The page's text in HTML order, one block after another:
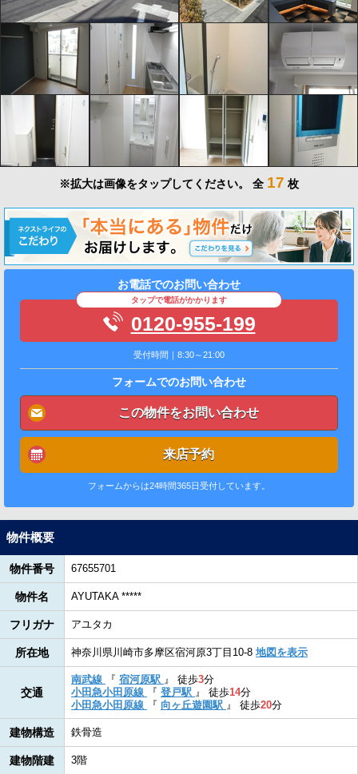
※拡大は画像をタップしてください。 全 17 枚
お電話でのお問い合わせ
タップで電話がかかります
0120-955-199
受付時間｜8:30～21:00
フォームでのお問い合わせ
この物件をお問い合わせ
来店予約
フォームからは24時間365日受付しています。
物件概要
物件番号 67655701
物件名 AYUTAKA *****
フリガナ アユタカ
所在地 神奈川県川崎市多摩区宿河原3丁目10-8 地図を表示
交通
南武線 『 宿河原駅 』 徒歩3分
小田急小田原線
『 登戸駅 』 徒歩14分
小田急小田原線
『 向ヶ丘遊園駅 』 徒歩20分
建物構造 鉄骨造
建物階建 3階